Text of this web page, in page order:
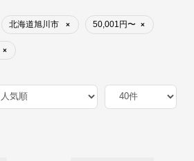
北海道旭川市 × 50,001円〜 ×
×